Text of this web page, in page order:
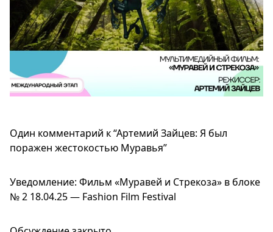
Один комментарий к “Артемий Зайцев: Я был
поражен жестокостью Муравья”
Уведомление: Фильм «Муравей и Стрекоза» в блоке
№ 2 18.04.25 — Fashion Film Festival